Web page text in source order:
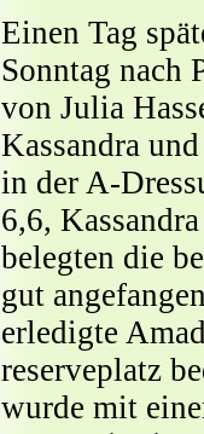
Einen Tag
Sonntag nach
von Julia
Kassandra
in der A-
6,6,
belegten die
gut
erledigte
reserveplatz
wurde mit